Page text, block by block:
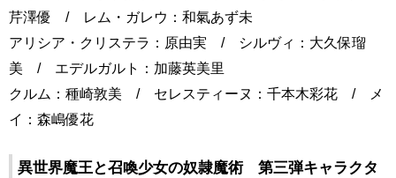
芹澤優 / レム・ガレウ：和氣あず未
アリシア・クリステラ：原由実 / シルヴィ：大久保瑠
美 / エデルガルト：加藤英美里
クルム：種崎敦美 / セレスティーヌ：千本木彩花 / メ
イ：森嶋優花
異世界魔王と召喚少女の奴隷魔術 第三弾キャラクタ